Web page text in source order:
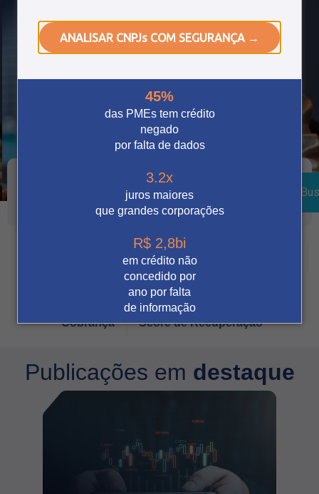
ANALISAR CNPJs COM SEGURANÇA →
45%
das PMEs tem crédito
negado
por falta de dados
3.2x
juros maiores
que grandes corporações
R$ 2,8bi
em crédito não
concedido por
ano por falta
de informação
Vendas Digitais Prevenção à fraude
Automação
Cobrança Score de Recuperação
Publicações em destaque